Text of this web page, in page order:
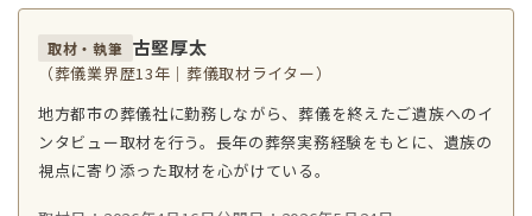
取材・執筆 古堅厚太
（葬儀業界歴13年｜葬儀取材ライター）
地方都市の葬儀社に勤務しながら、葬儀を終えたご遺族へのイ
ンタビュー取材を行う。長年の葬祭実務経験をもとに、遺族の
視点に寄り添った取材を心がけている。